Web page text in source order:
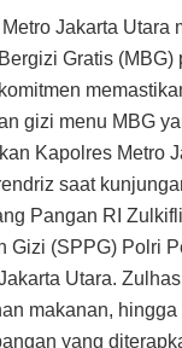
Jakarta Utara
Gratis (MBG)
gizi menu MBG
Kapolres Metro
saat
Pangan RI
Gizi (SPPG) Polri
Utara.
makanan,
yang